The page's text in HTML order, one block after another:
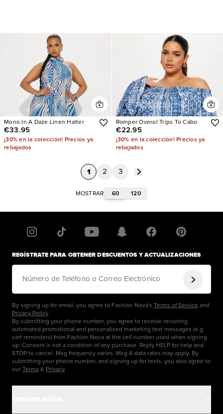
Mono In A Daze Linen Halter
€33.95
¡30% en la colección! Precios ya
rebajados
Romper Overol Trips To Cabo
€22.95
¡30% en la colección! Precios ya
rebajados
1 2 3
MOSTRAR 60 120
REGÍSTRATE PARA OBTENER DESCUENTOS Y ACTUALIZACIONES
Número de Teléfono o Correo Electrónico
By signing up for email, you agree to Fashion Nova's Terms of Service and
Privacy Policy.
By submitting your phone number, you agree to receive recurring
automated promotional and personalized marketing text messages (e.g.
cart reminders) from Fashion Nova at the cell number used when signing
up. Consent is not a condition of any purchase. Reply HELP for help and
STOP to cancel. Msg frequency varies. Msg & data rates may apply. By
submitting your phone number, and signing up for texts, you also agree to
our Terms & Privacy